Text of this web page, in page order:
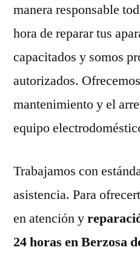
manera responsable
hora de reparar tus
capacitados y somos
autorizados.
mantenimiento y el
equipo
Trabajamos con
asistencia. Para
en atención y
24 horas en Berzosa